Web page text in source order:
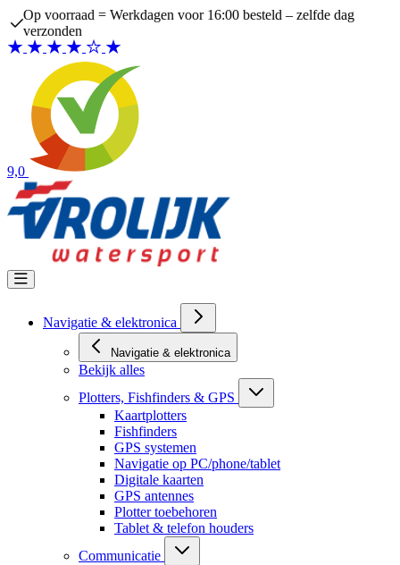
Ga naar de inhoud
Op voorraad = Werkdagen voor 16:00 besteld – zelfde dag
verzonden
9,0
Navigatie & elektronica
Navigatie & elektronica
Bekijk alles
Plotters, Fishfinders & GPS
Kaartplotters
Fishfinders
GPS systemen
Navigatie op PC/phone/tablet
Digitale kaarten
GPS antennes
Plotter toebehoren
Tablet & telefon houders
Communicatie